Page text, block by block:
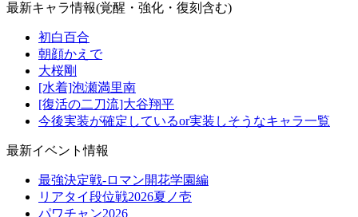
最新キャラ情報(覚醒・強化・復刻含む)
初白百合
朝顔かえで
大桜剛
[水着]泡瀬満里南
[復活の二刀流]大谷翔平
今後実装が確定しているor実装しそうなキャラ一覧
最新イベント情報
最強決定戦-ロマン開花学園編
リアタイ段位戦2026夏ノ壱
パワチャン2026